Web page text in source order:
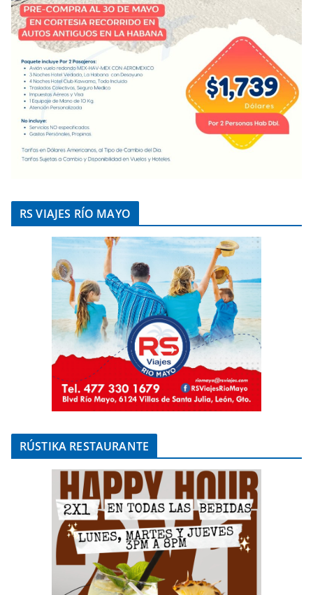
RS VIAJES RÍO MAYO
RÚSTIKA RESTAURANTE